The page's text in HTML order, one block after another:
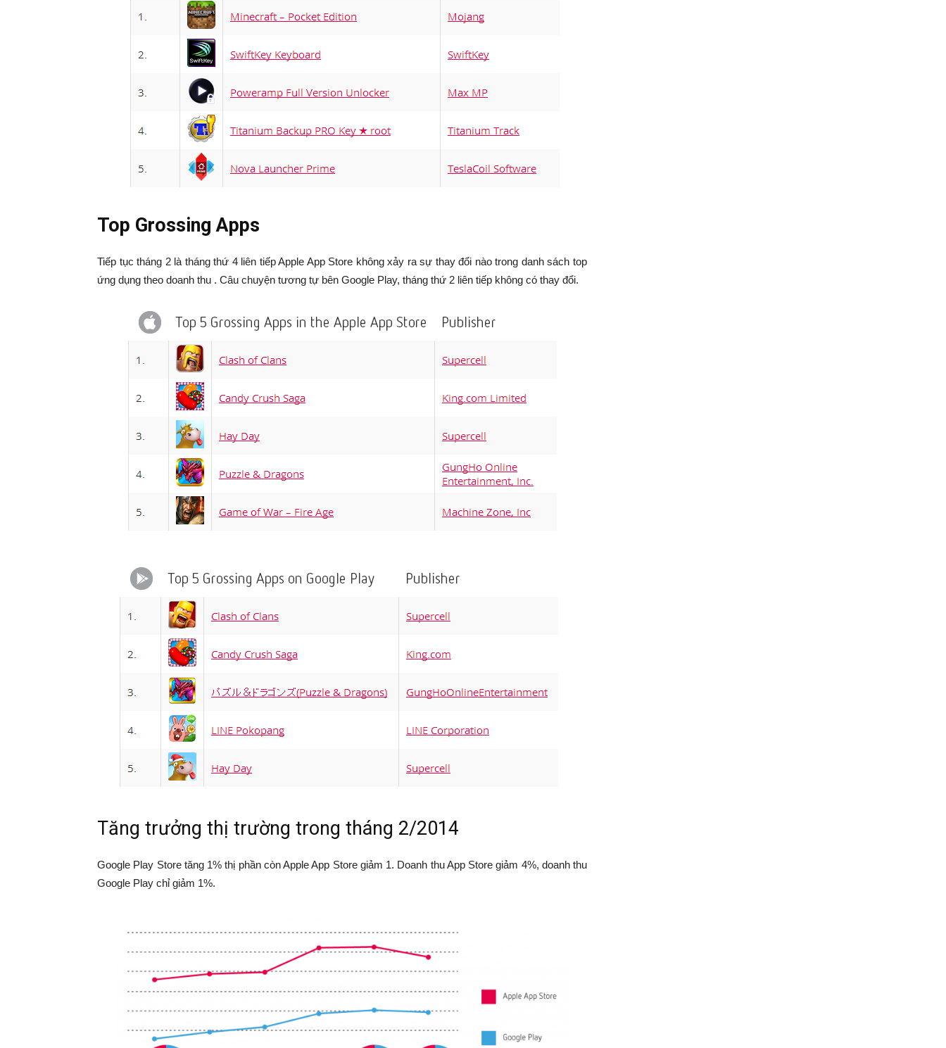
Top Grossing Apps
Tiếp tục tháng 2 là tháng thứ 4 liên tiếp Apple App Store không xảy ra sự thay đổi nào trong danh sách top
ứng dụng theo doanh thu . Câu chuyện tương tự bên Google Play, tháng thứ 2 liên tiếp không có thay đổi.
Tăng trưởng thị trường trong tháng 2/2014
Google Play Store tăng 1% thị phần còn Apple App Store giảm 1. Doanh thu App Store giảm 4%, doanh thu
Google Play chỉ giảm 1%.